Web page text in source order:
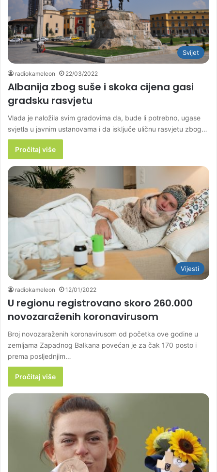
Svijet
radiokameleon 22/03/2022
Albanija zbog suše i skoka cijena gasi
gradsku rasvjetu
Vlada je naložila svim gradovima da, bude li potrebno, ugase
svjetla u javnim ustanovama i da isključe uličnu rasvjetu zbog…
Pročitaj više
Vijesti
radiokameleon 12/01/2022
U regionu registrovano skoro 260.000
novozaraženih koronavirusom
Broj novozaraženih koronavirusom od početka ove godine u
zemljama Zapadnog Balkana povećan je za čak 170 posto i
prema posljednjim…
Pročitaj više